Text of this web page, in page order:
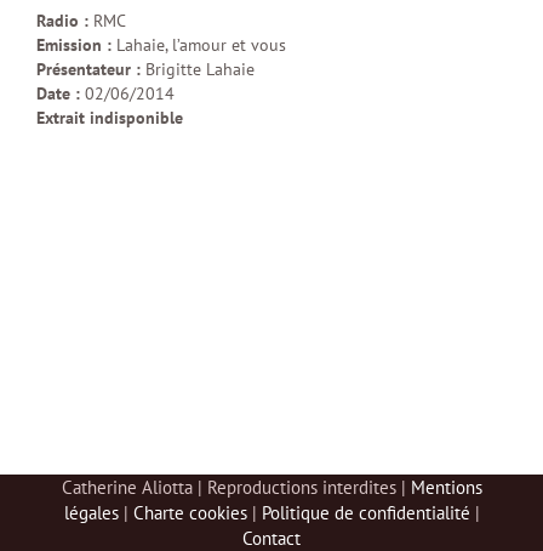
Radio : RMC
Emission : Lahaie, l’amour et vous
Présentateur : Brigitte Lahaie
Date : 02/06/2014
Extrait indisponible
Catherine Aliotta | Reproductions interdites | Mentions
légales| Charte cookies| Politique de confidentialité |
Contact